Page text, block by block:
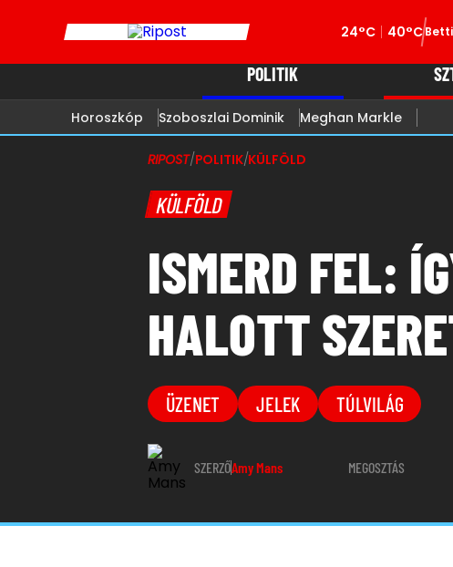
24°C 40°C
POLITIK
Horoszkóp Szoboszlai Dominik Meghan Markle
RIPOST/POLITIK/KÜLFÖLD
KÜLFÖLD
ISMERD FEL:
HALOTT
ÜZENET JELEK TÚLVILÁG
SZERZŐAmy Mans MEGOSZTÁS